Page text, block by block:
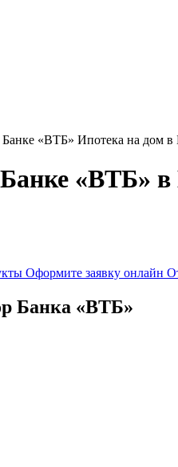
«ВТБ» Ипотека на дом
«ВТБ»
Оформите заявку онлайн
Банка «ВТБ»